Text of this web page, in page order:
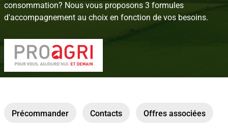
consommation? Nous vous proposons 3 formules
d'accompagnement au choix en fonction de vos besoins.
Précommander Contacts Offres associées